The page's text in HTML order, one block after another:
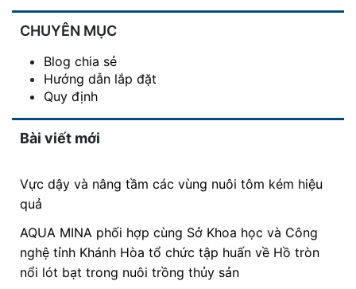
CHUYÊN MỤC
Blog chia sẻ
Hướng dẫn lắp đặt
Quy định
Bài viết mới
Vực dậy và nâng tầm các vùng nuôi tôm kém hiệu
quả
AQUA MINA phối hợp cùng Sở Khoa học và Công
nghệ tỉnh Khánh Hòa tổ chức tập huấn về Hồ tròn
nổi lót bạt trong nuôi trồng thủy sản